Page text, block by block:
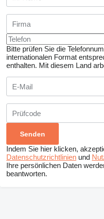
Bitte prüfen Sie die
internationalen Format
enthalten. Mit diesem Land
Indem Sie hier klicken,
Datenschutzrichtlinien und
Ihre persönlichen Daten
beantworten.